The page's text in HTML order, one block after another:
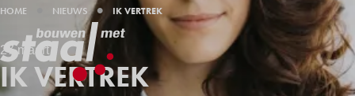
KRUIMELPAD
HOME NIEUWS IK VERTREK
27 maart
IK VERTREK